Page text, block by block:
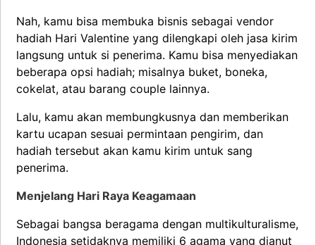
Nah, kamu bisa membuka bisnis sebagai vendor
hadiah Hari Valentine yang dilengkapi oleh jasa kirim
langsung untuk si penerima. Kamu bisa menyediakan
beberapa opsi hadiah; misalnya buket, boneka,
cokelat, atau barang couple lainnya.
Lalu, kamu akan membungkusnya dan memberikan
kartu ucapan sesuai permintaan pengirim, dan
hadiah tersebut akan kamu kirim untuk sang
penerima.
Menjelang Hari Raya Keagamaan
Sebagai bangsa beragama dengan multikulturalisme,
Indonesia setidaknya memiliki 6 agama yang dianut